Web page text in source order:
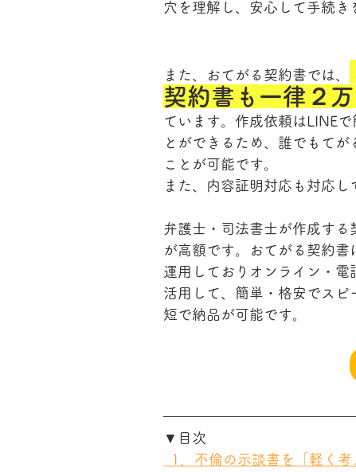
穴を理解し、安心して手続き
また、おてがる契約書では、
契約書も一律２
ています。作成依頼はLINEで
とができるため、誰でもてが
ことが可能です。
また、内容証明対応も対応し
弁護士・司法書士が作成する
が高額です。おてがる契約書
運用しておりオンライン・電
活用して、簡単・格安でスピ
短で納品が可能です。
▼目次
1．不倫の示談書を「軽く